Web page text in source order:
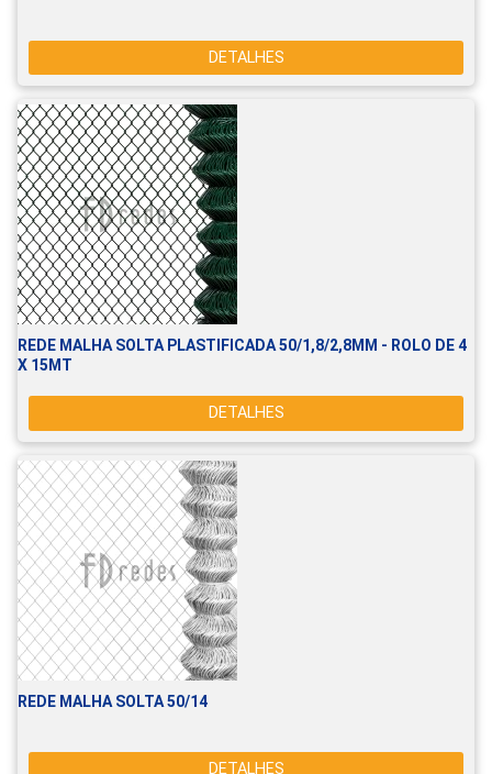
DETALHES
REDE MALHA SOLTA PLASTIFICADA 50/1,8/2,8MM - ROLO DE 4
X 15MT
DETALHES
REDE MALHA SOLTA 50/14
DETALHES